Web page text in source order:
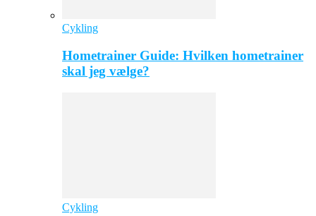
Cykling
Hometrainer Guide: Hvilken hometrainer
skal jeg vælge?
Cykling